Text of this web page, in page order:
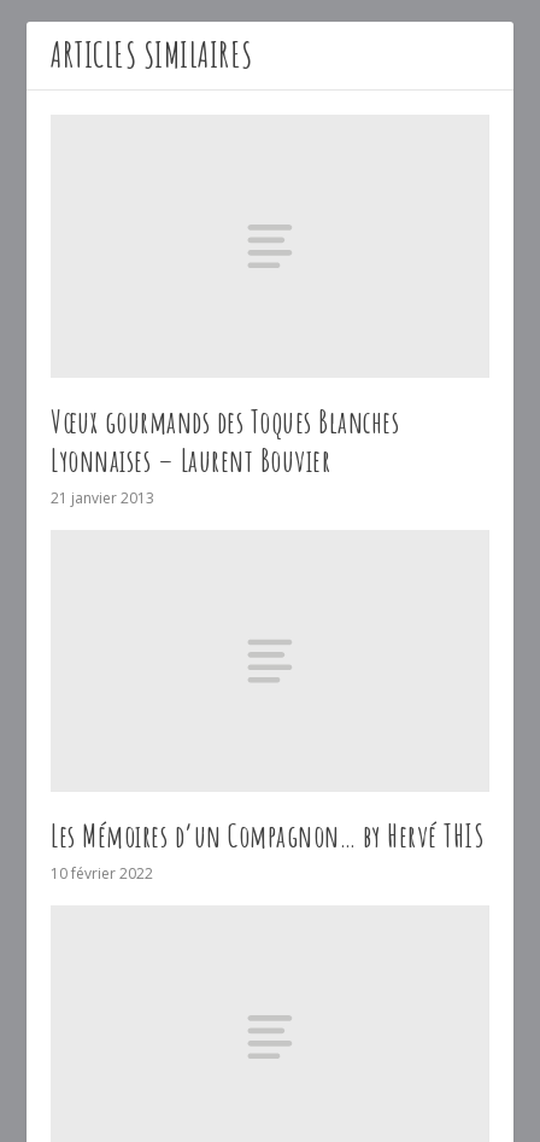
ARTICLES SIMILAIRES
Vœux gourmands des Toques Blanches
Lyonnaises – Laurent Bouvier
21 janvier 2013
Les Mémoires d’un Compagnon… by Hervé THIS
10 février 2022